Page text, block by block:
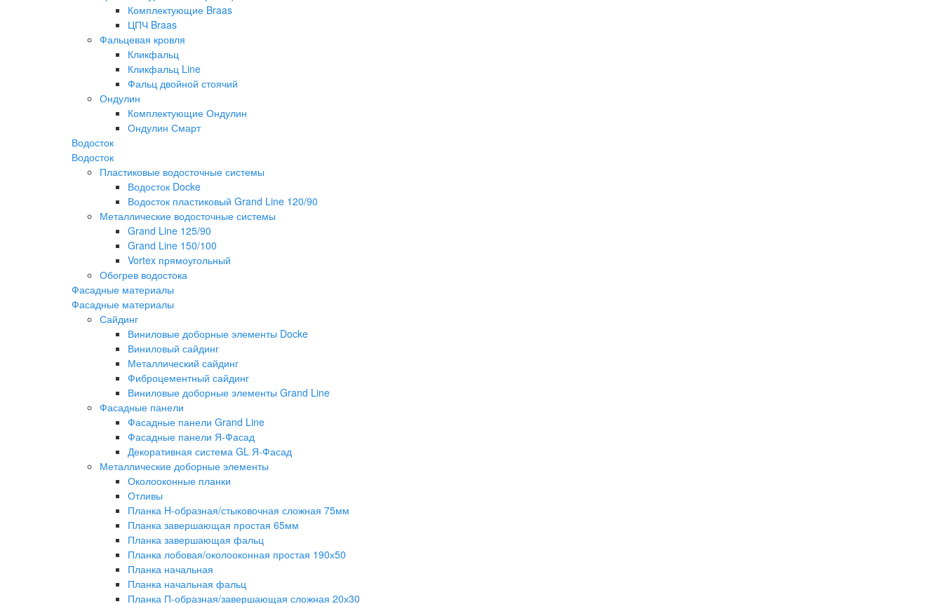
Комплектующие Braas
ЦПЧ Braas
Фальцевая кровля
Кликфальц
Кликфальц Line
Фальц двойной стоячий
Ондулин
Комплектующие Ондулин
Ондулин Смарт
Водосток
Водосток
Пластиковые водосточные системы
Водосток Docke
Водосток пластиковый Grand Line 120/90
Металлические водосточные системы
Grand Line 125/90
Grand Line 150/100
Vortex прямоугольный
Обогрев водостока
Фасадные материалы
Фасадные материалы
Сайдинг
Виниловые доборные элементы Docke
Виниловый сайдинг
Металлический сайдинг
Фиброцементный сайдинг
Виниловые доборные элементы Grand Line
Фасадные панели
Фасадные панели Grand Line
Фасадные панели Я-Фасад
Декоративная система GL Я-Фасад
Металлические доборные элементы
Околооконные планки
Отливы
Планка H-образная/стыковочная сложная 75мм
Планка завершающая простая 65мм
Планка завершающая фальц
Планка лобовая/околооконная простая 190х50
Планка начальная
Планка начальная фальц
Планка П-образная/завершающая сложная 20х30